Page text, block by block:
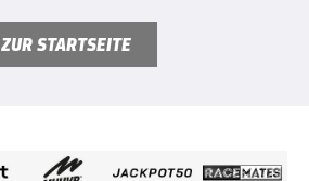
ZUR STARTSEITE